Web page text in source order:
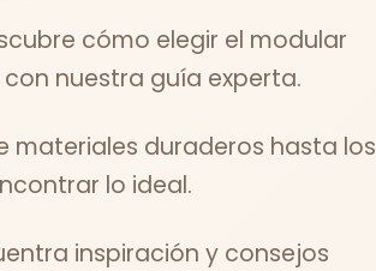
cómo elegir el modular
nuestra guía experta.
materiales duraderos hasta los
lo ideal.
inspiración y consejos